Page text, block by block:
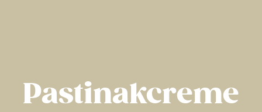
Pastinakcreme